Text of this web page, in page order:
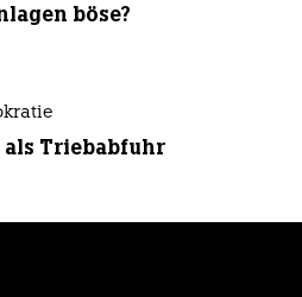
böse?
als Triebabfuhr